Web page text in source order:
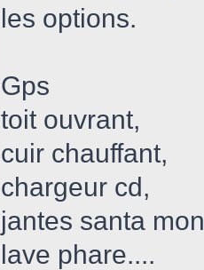
les options.
Gps
toit ouvrant,
cuir chauffant,
chargeur cd,
jantes santa
lave phare....